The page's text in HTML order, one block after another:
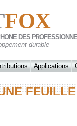
FOX
DES
durable
Applications